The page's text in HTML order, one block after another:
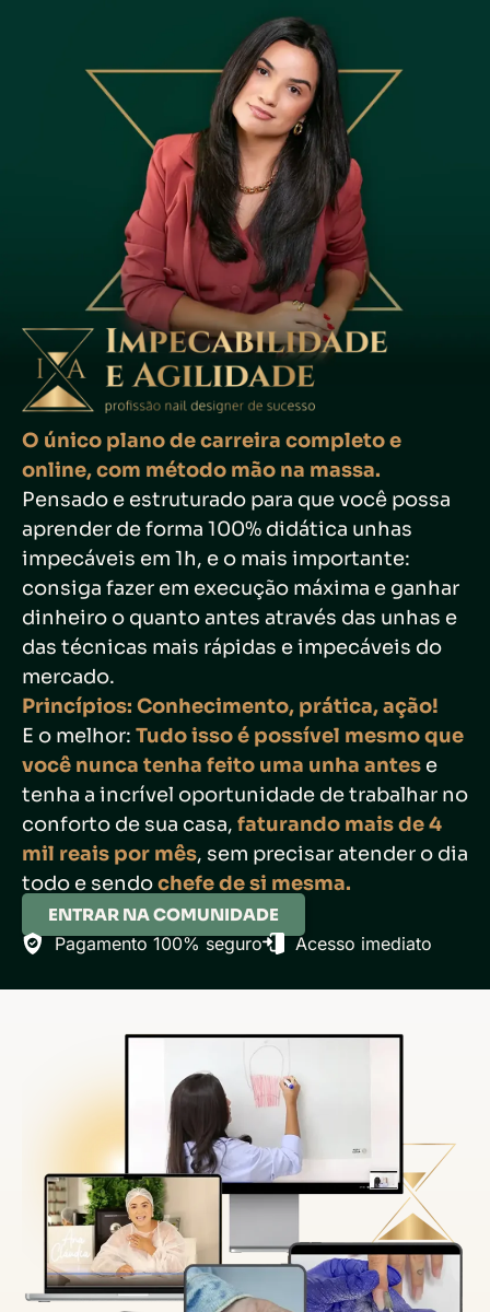
O único plano de carreira completo e
online, com método mão na massa.
Pensado e estruturado para que você possa
aprender de forma 100% didática unhas
impecáveis em 1h, e o mais importante:
consiga fazer em execução máxima e ganhar
dinheiro o quanto antes através das unhas e
das técnicas mais rápidas e impecáveis do
mercado.
Princípios: Conhecimento, prática, ação!
E o melhor: Tudo isso é possível mesmo que
você nunca tenha feito uma unha antes e
tenha a incrível oportunidade de trabalhar no
conforto de sua casa, faturando mais de 4
mil reais por mês, sem precisar atender o dia
todo e sendochefe de si mesma.
ENTRAR NA COMUNIDADE
Pagamento 100% seguro Acesso imediato